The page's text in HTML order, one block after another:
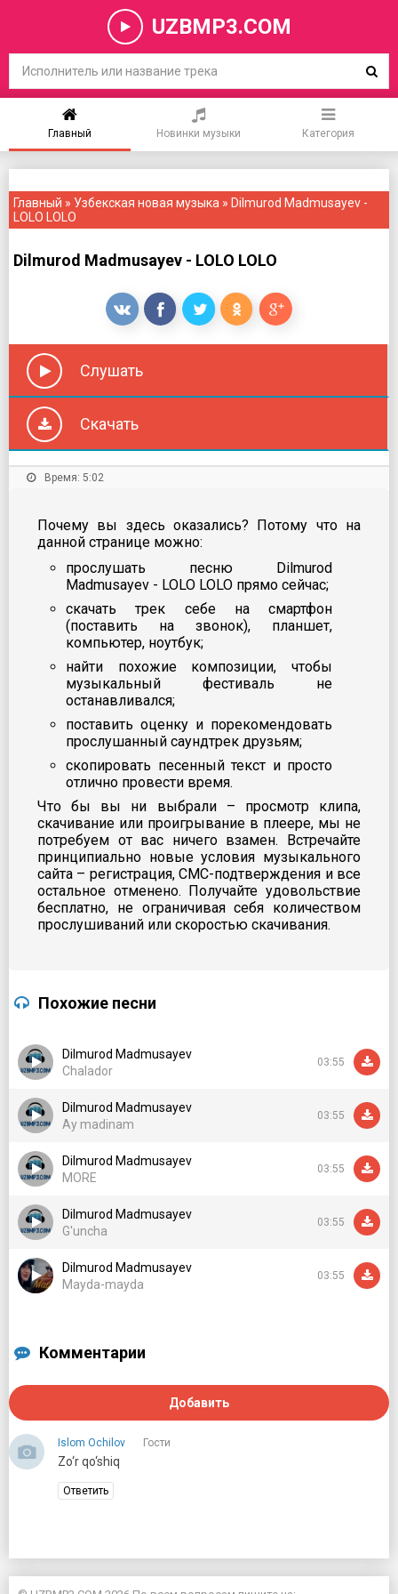
UZBMP3.COM
Главный Новинки музыки Категория
Главный » Узбекская новая музыка » Dilmurod Madmusayev -
LOLO LOLO
Dilmurod Madmusayev - LOLO LOLO
Слушать
Скачать
Время: 5:02
Почему вы здесь оказались? Потому что на
данной странице можно:
прослушать песню Dilmurod
Madmusayev - LOLO LOLO прямо сейчас;
скачать трек себе на смартфон
(поставить на звонок), планшет,
компьютер, ноутбук;
найти похожие композиции, чтобы
музыкальный фестиваль не
останавливался;
поставить оценку и порекомендовать
прослушанный саундтрек друзьям;
скопировать песенный текст и просто
отлично провести время.
Что бы вы ни выбрали – просмотр клипа,
скачивание или проигрывание в плеере, мы не
потребуем от вас ничего взамен. Встречайте
принципиально новые условия музыкального
сайта – регистрация, СМС-подтверждения и все
остальное отменено. Получайте удовольствие
бесплатно, не ограничивая себя количеством
прослушиваний или скоростью скачивания.
Похожие песни
Dilmurod Madmusayev
Chalador
03:55
Dilmurod Madmusayev
Ay madinam
03:55
Dilmurod Madmusayev
MORE
03:55
Dilmurod Madmusayev
G'uncha
03:55
Dilmurod Madmusayev
Mayda-mayda
03:55
Комментарии
Добавить
Islom Ochilov
Гости
20 октября 2021 00:13
Zo‘r qo‘shiq
Ответить